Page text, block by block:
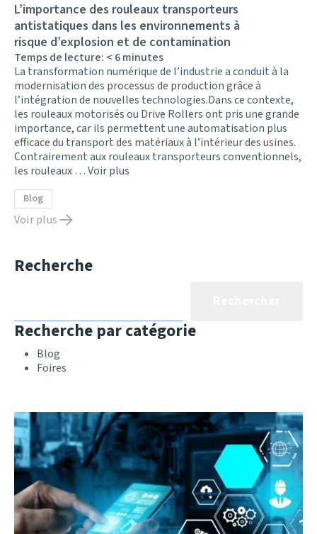
L’importance des rouleaux transporteurs
antistatiques dans les environnements à
risque d’explosion et de contamination
Temps de lecture: < 6minutes
La transformation numérique de l’industrie a conduit à la
modernisation des processus de production grâce à
l’intégration de nouvelles technologies.Dans ce contexte,
les rouleaux motorisés ou Drive Rollers ont pris une grande
importance, car ils permettent une automatisation plus
efficace du transport des matériaux à l’intérieur des usines.
Contrairement aux rouleaux transporteurs conventionnels,
les rouleaux …Voir plus
Blog
Voir plus
Recherche
Recherche par catégorie
Blog
Foires